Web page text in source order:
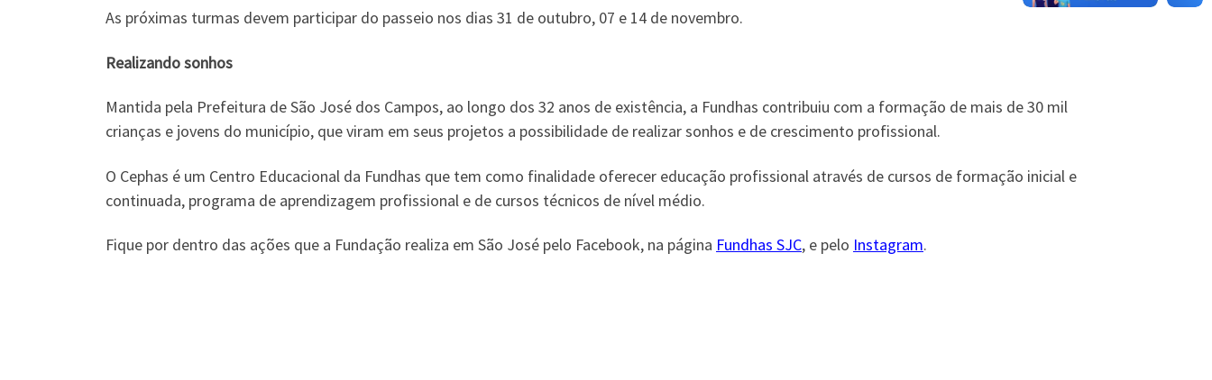
As próximas turmas devem participar do passeio nos dias 31 de outubro, 07 e 14 de novembro.
Realizando sonhos
Mantida pela Prefeitura de São José dos Campos, ao longo dos 32 anos de existência, a Fundhas contribuiu com a formação de mais de 30 mil
crianças e jovens do município, que viram em seus projetos a possibilidade de realizar sonhos e de crescimento profissional.
O Cephas é um Centro Educacional da Fundhas que tem como finalidade oferecer educação profissional através de cursos de formação inicial e
continuada, programa de aprendizagem profissional e de cursos técnicos de nível médio.
Fique por dentro das ações que a Fundação realiza em São José pelo Facebook, na página Fundhas SJC, e pelo Instagram.